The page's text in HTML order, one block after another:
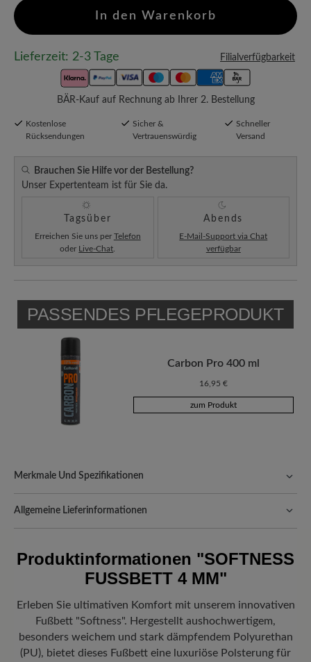
In den Warenkorb
Lieferzeit: 2-3 Tage Filialverfügbarkeit
BÄR-Kauf auf Rechnung ab Ihrer 2. Bestellung
Kostenlose
Rücksendungen
Sicher &
Vertrauenswürdig
Schneller
Versand
Brauchen Sie Hilfe vor der Bestellung?
Unser Expertenteam ist für Sie da.
Tagsüber
Erreichen Sie uns per Telefon
oder Live-Chat
Abends
E-Mail-Support via Chat
verfügbar
PASSENDES PFLEGEPRODUKT
Carbon Pro 400 ml
16,95 €
zum Produkt
Merkmale Und Spezifikationen
kräftige Füße
Allgemeine Lieferinformationen
hinzugefügt – unabhängig vom Bestellwert.
Freuen Sie sich auf Ihr Paket!Sobald Ihre Bestellung unser Lager in
Mit der beigefügten Sendungsnummer können Sie genau
nachverfolgen, wo sich Ihr neues BÄR Lieblingsstück gerade
befindet.
Produktinformationen "SOFTNESS
FUSSBETT 4 MM"
Erleben Sie ultimativen Komfort mit unserem innovativen
Fußbett "Softness". Hergestellt aushochwertigem,
besonders weichem und stark dämpfendem Polyurethan
(PU), bietet dieses Fußbett eine luxuriöse Polsterung für